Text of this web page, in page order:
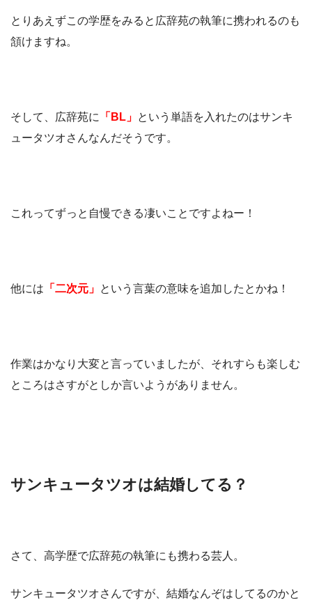
とりあえずこの学歴をみると広辞苑の執筆に携われるのも
頷けますね。
そして、広辞苑に 「BL」 という単語を入れたのはサンキ
ュータツオさんなんだそうです。
これってずっと自慢できる凄いことですよねー！
他には 「二次元」 という言葉の意味を追加したとかね！
作業はかなり大変と言っていましたが、それすらも楽しむ
ところはさすがとしか言いようがありません。
サンキュータツオは結婚してる？
さて、高学歴で広辞苑の執筆にも携わる芸人。
サンキュータツオさんですが、結婚なんぞはしてるのかと